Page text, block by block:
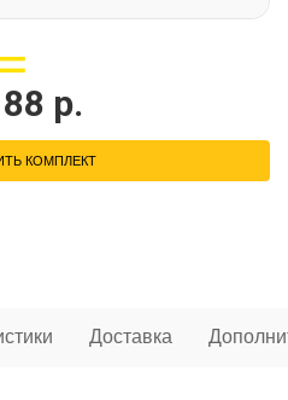
р.
КОМПЛЕКТ
Доставка